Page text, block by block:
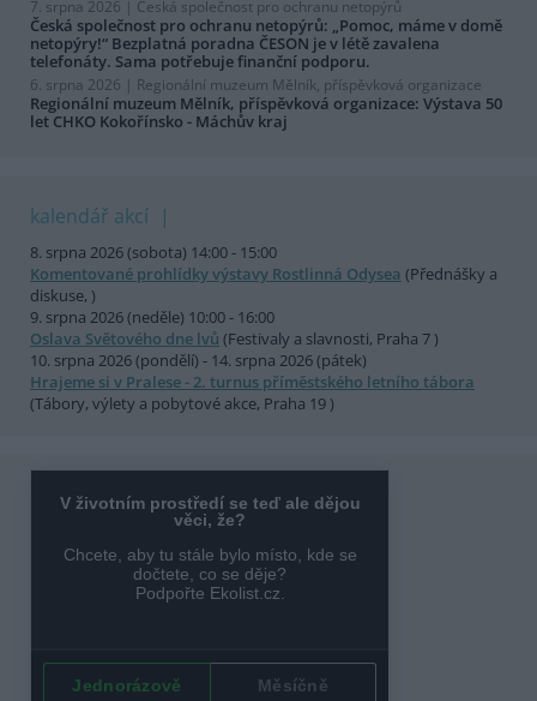
7. srpna 2026 | Česká společnost pro ochranu netopýrů
Česká společnost pro ochranu netopýrů: „Pomoc, máme v domě
netopýry!“ Bezplatná poradna ČESON je v létě zavalena
telefonáty. Sama potřebuje finanční podporu.
6. srpna 2026 | Regionální muzeum Mělník, příspěvková organizace
Regionální muzeum Mělník, příspěvková organizace: Výstava 50
let CHKO Kokořínsko - Máchův kraj
kalendář akcí
8. srpna 2026 (sobota) 14:00 - 15:00
Komentované prohlídky výstavy Rostlinná Odysea (Přednášky a
diskuse, )
9. srpna 2026 (neděle) 10:00 - 16:00
Oslava Světového dne lvů (Festivaly a slavnosti, Praha 7 )
10. srpna 2026 (pondělí) - 14. srpna 2026 (pátek)
Hrajeme si v Pralese - 2. turnus příměstského letního tábora
(Tábory, výlety a pobytové akce, Praha 19 )